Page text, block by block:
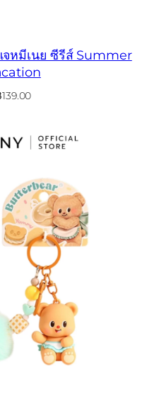
หมีเนย ซีรีส์ Summer
139.00